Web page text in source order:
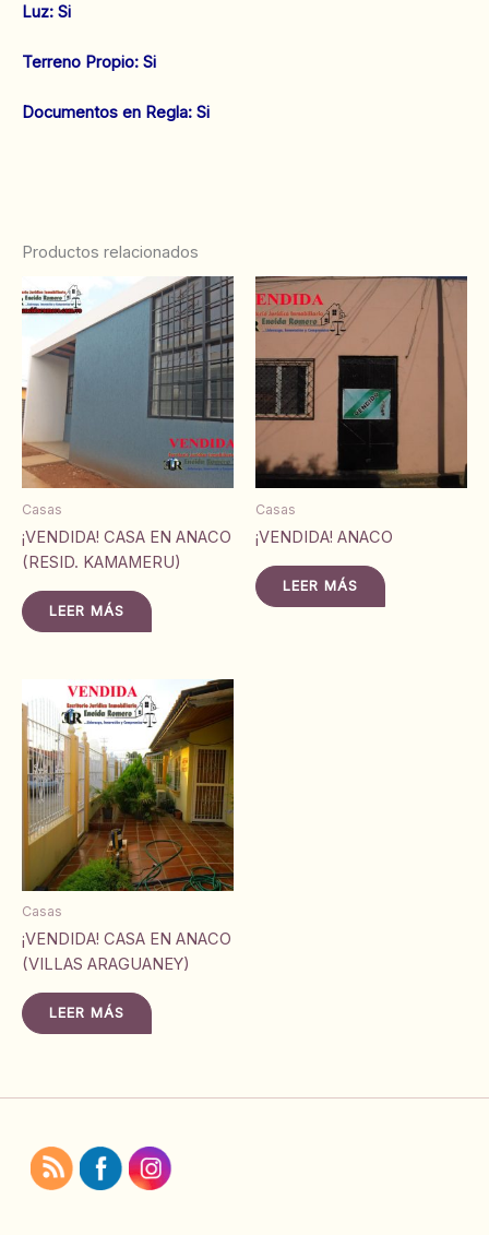
‌Luz: Si
‌Terreno Propio: Si
‌Documentos en Regla: Si
Productos relacionados
Casas
¡VENDIDA! CASA EN ANACO
(RESID. KAMAMERU)
LEER MÁS
Casas
¡VENDIDA! ANACO
LEER MÁS
Casas
¡VENDIDA! CASA EN ANACO
(VILLAS ARAGUANEY)
LEER MÁS